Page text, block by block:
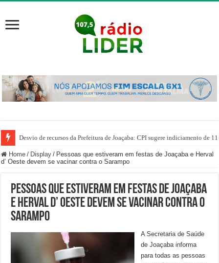
Desvio de recursos da Prefeitura de Joaçaba: CPI sugere indiciamento de 11
Home / Display / Pessoas que estiveram em festas de Joaçaba e Herval
d’ Oeste devem se vacinar contra o Sarampo
Pessoas que estiveram em festas de Joaçaba
e Herval d’ Oeste devem se vacinar contra o
Sarampo
A Secretaria de Saúde
de Joaçaba informa
para todas as pessoas